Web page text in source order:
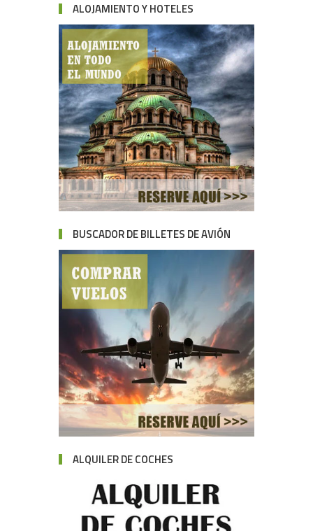
ALOJAMIENTO Y HOTELES
BUSCADOR DE BILLETES DE AVIÓN
ALQUILER DE COCHES